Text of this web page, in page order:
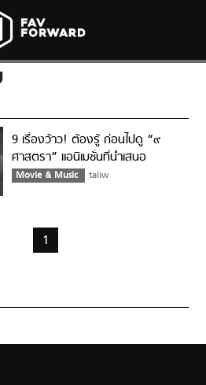
9 เรื่องว้าว! ต้องรู้ ก่อนไปดู “๙
ศาสตรา” แอนิเมชั่นที่นำเสนอ
‘มวยไทย’ ที่ได้มาตรฐานระดับฮอลลี
Movie & Music taliw
1